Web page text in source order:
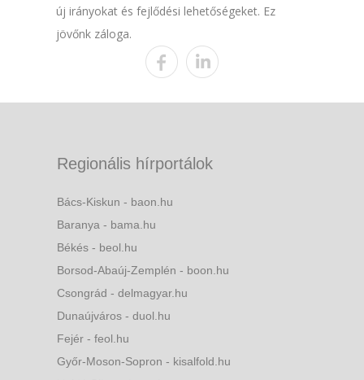
új irányokat és fejlődési lehetőségeket. Ez
jövőnk záloga.
Regionális hírportálok
Bács-Kiskun - baon.hu
Baranya - bama.hu
Békés - beol.hu
Borsod-Abaúj-Zemplén - boon.hu
Csongrád - delmagyar.hu
Dunaújváros - duol.hu
Fejér - feol.hu
Győr-Moson-Sopron - kisalfold.hu